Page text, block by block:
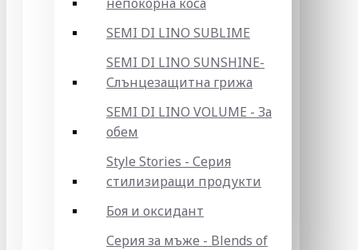
SEMI DI LINO SUBLIME
SEMI DI LINO SUNSHINE-
Слънцезащитна грижа
SEMI DI LINO VOLUME - За
обем
Style Stories - Серия
стилизиращи продукти
Боя и оксидант
Серия за мъже - Blends of